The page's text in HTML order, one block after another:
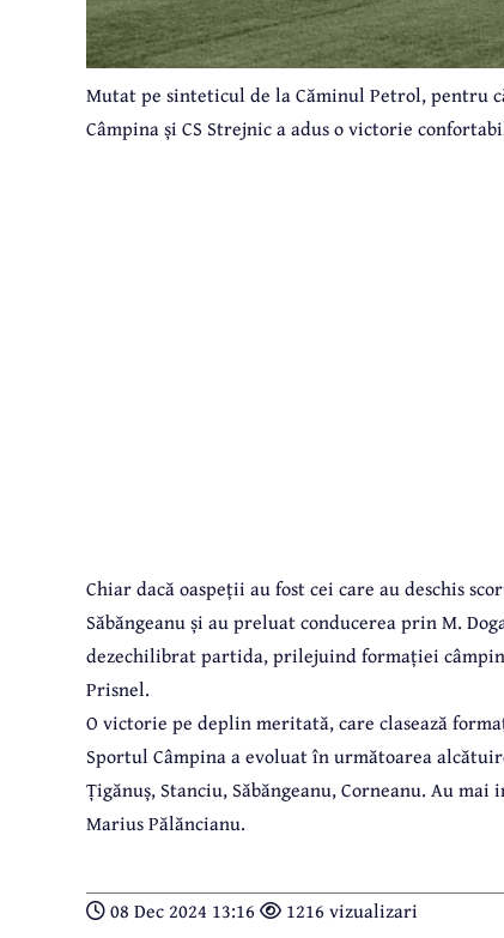
Mutat pe sinteticul de la Căminul Petrol, pentru
Câmpina și CS Strejnic a adus o victorie
Chiar dacă oaspeții au fost cei care au deschis
Săbăngeanu și au preluat conducerea prin M.
dezechilibrat partida, prilejuind formației
Prisnel.
O victorie pe deplin meritată, care clasează
Sportul Câmpina a evoluat în următoarea
Țigănuș, Stanciu, Săbăngeanu, Corneanu. Au
Marius Pălăncianu.
08 Dec 2024 13:16 1216 vizualizari